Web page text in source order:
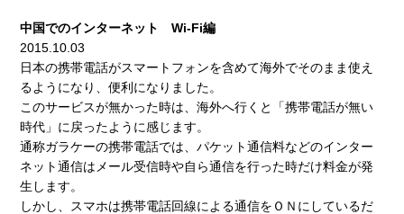
中国でのインターネット Wi-Fi編
2015.10.03
日本の携帯電話がスマートフォンを含めて海外でそのまま使え
るようになり、便利になりました。
このサービスが無かった時は、海外へ行くと「携帯電話が無い
時代」に戻ったように感じます。
通称ガラケーの携帯電話では、パケット通信料などのインター
ネット通信はメール受信時や自ら通信を行った時だけ料金が発
生します。
しかし、スマホは携帯電話回線による通信をＯＮにしているだ